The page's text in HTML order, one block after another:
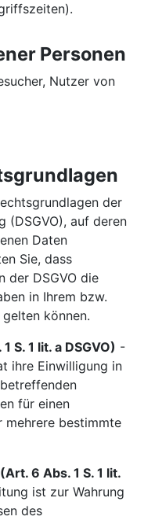
Personen
Nutzer von
der
(DSGVO), auf deren
Daten
Sie, dass
der DSGVO die
in Ihrem bzw.
können.
S. 1 lit. a DSGVO) -
ihre Einwilligung in
für einen
mehrere bestimmte
6 Abs. 1 S. 1 lit.
ist zur Wahrung
des